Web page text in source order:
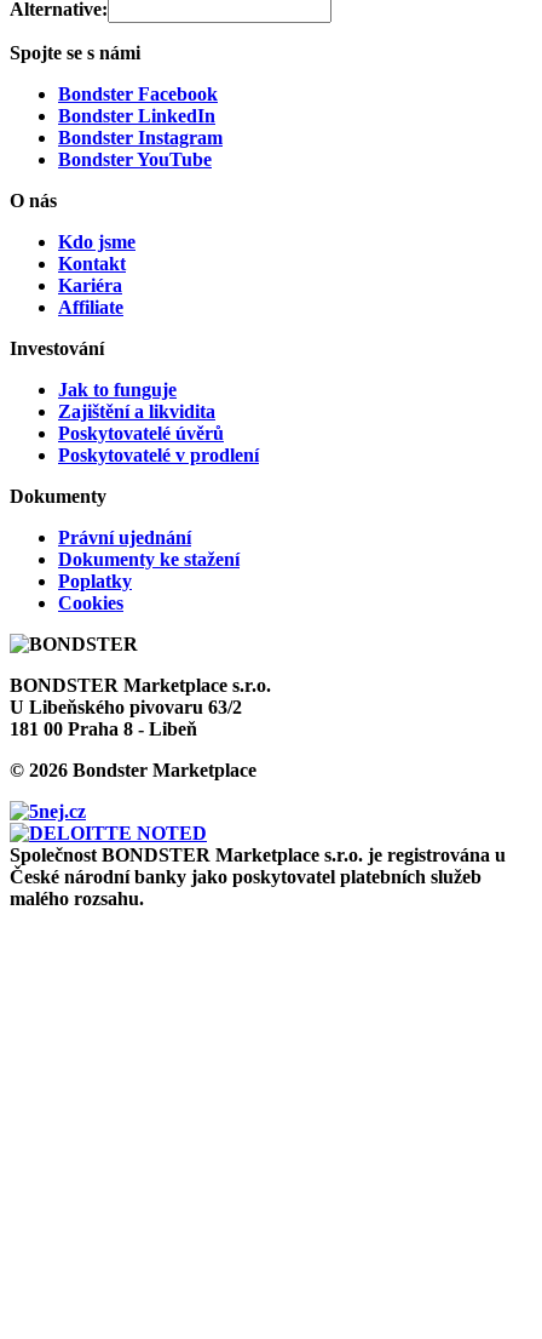
Alternative:
Spojte se s námi
Bondster Facebook
Bondster LinkedIn
Bondster Instagram
Bondster YouTube
O nás
Kdo jsme
Kontakt
Kariéra
Affiliate
Investování
Jak to funguje
Zajištění a likvidita
Poskytovatelé úvěrů
Poskytovatelé v prodlení
Dokumenty
Právní ujednání
Dokumenty ke stažení
Poplatky
Cookies
BONDSTER Marketplace s.r.o.
U Libeňského pivovaru 63/2
181 00 Praha 8 - Libeň
© 2026 Bondster Marketplace
Společnost BONDSTER Marketplace s.r.o. je registrována u
České národní banky jako poskytovatel platebních služeb
malého rozsahu.